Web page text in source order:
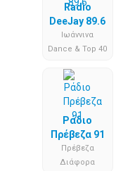
Radio
DeeJay 89.6
Iωάννινα
Dance & Top 40
Ράδιο
Πρέβεζα 91
Πρέβεζα
Διάφορα